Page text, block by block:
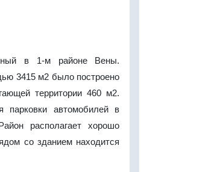
в 1-м районе Вены.
3415 м2 было построено
территории 460 м2.
парковки автомобилей в
располагает хорошо
со зданием находится